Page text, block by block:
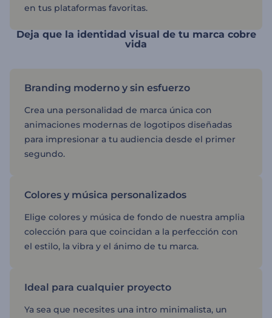
en tus plataformas favoritas.
Deja que la identidad visual de tu marca cobre
vida
Branding moderno y sin esfuerzo
Crea una personalidad de marca única con
animaciones modernas de logotipos diseñadas
para impresionar a tu audiencia desde el primer
segundo.
Colores y música personalizados
Elige colores y música de fondo de nuestra amplia
colección para que coincidan a la perfección con
el estilo, la vibra y el ánimo de tu marca.
Ideal para cualquier proyecto
Ya sea que necesites una intro minimalista, un